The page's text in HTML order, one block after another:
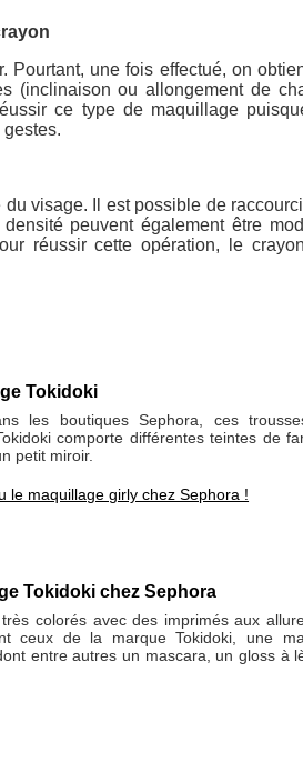
Pourtant, une fois effectué, on
(inclinaison ou allongement de
ce type de maquillage
visage. Il est possible de
peuvent également être
réussir cette opération, le
Tokidoki
les boutiques Sephora, ces
comporte différentes teintes de
petit miroir.
le maquillage girly chez Sephora !
Tokidoki chez Sephora
colorés avec des imprimés aux
ceux de la marque Tokidoki, une
entre autres un mascara, un gloss à